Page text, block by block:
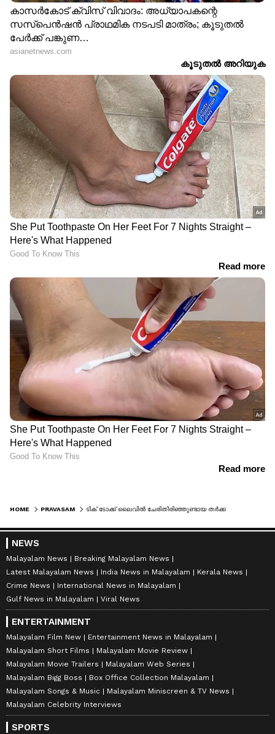
HOME PRAVASAM
NEWS
Malayalam News
Breaking Malayalam News
Latest Malayalam News
India News in Malayalam
Kerala News
Crime News
International News in Malayalam
Gulf News in Malayalam
Viral News
ENTERTAINMENT
Malayalam Film New
Entertainment News in Malayalam
Malayalam Short Films
Malayalam Movie Review
Malayalam Movie Trailers
Malayalam Web Series
Malayalam Bigg Boss
Box Office Collection Malayalam
Malayalam Songs & Music
Malayalam Miniscreen & TV News
Malayalam Celebrity Interviews
SPORTS